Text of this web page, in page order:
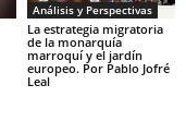
Análisis y Perspectivas
La estrategia migratoria
de la monarquía
marroquí y el jardín
europeo. Por Pablo Jofré
Leal